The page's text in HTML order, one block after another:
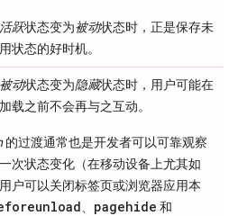
活跃状态变为被动状态时，正是保存未
状态的好时机。
被动状态变为隐藏状态时，用户可能在
载之前不会再与之互动。
的过渡通常也是开发者可以可靠观察
次状态变化（在移动设备上尤其如
户可以关闭标签页或浏览器应用本
、 pagehide 和